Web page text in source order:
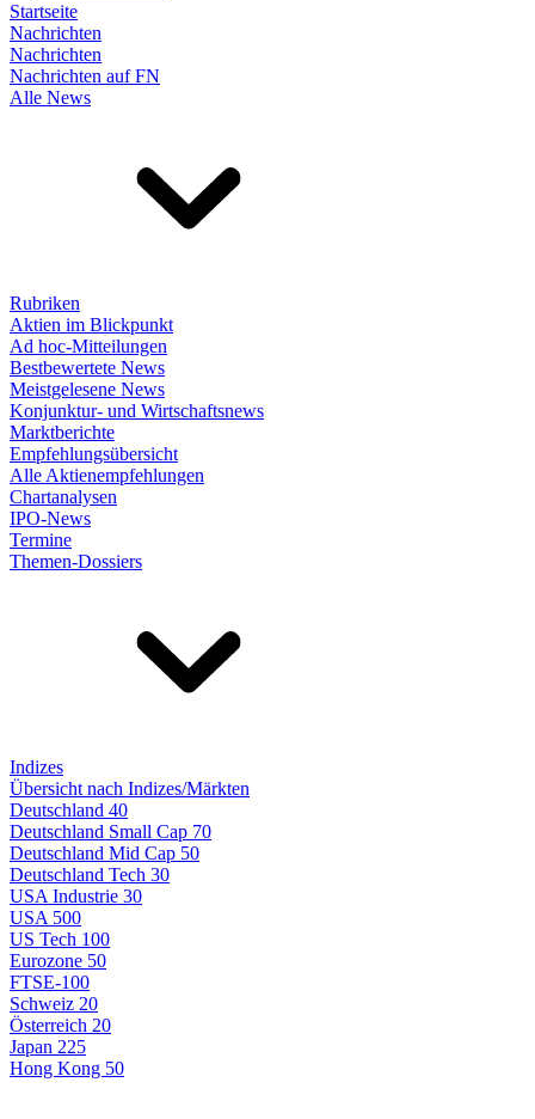
Startseite
Nachrichten
Nachrichten
Nachrichten auf FN
Alle News
Rubriken
Aktien im Blickpunkt
Ad hoc-Mitteilungen
Bestbewertete News
Meistgelesene News
Konjunktur- und Wirtschaftsnews
Marktberichte
Empfehlungsübersicht
Alle Aktienempfehlungen
Chartanalysen
IPO-News
Termine
Themen-Dossiers
Indizes
Übersicht nach Indizes/Märkten
Deutschland 40
Deutschland Small Cap 70
Deutschland Mid Cap 50
Deutschland Tech 30
USA Industrie 30
USA 500
US Tech 100
Eurozone 50
FTSE-100
Schweiz 20
Österreich 20
Japan 225
Hong Kong 50